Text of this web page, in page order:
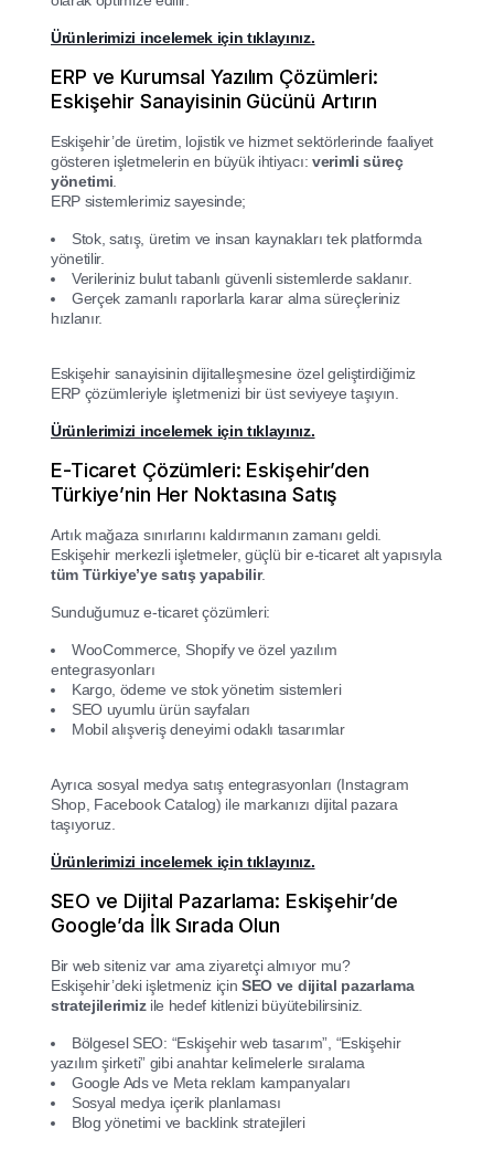
Ürünlerimizi incelemek için tıklayınız.
ERP ve Kurumsal Yazılım Çözümleri:
Eskişehir Sanayisinin Gücünü Artırın
Eskişehir’de üretim, lojistik ve hizmet sektörlerinde faaliyet
gösteren işletmelerin en büyük ihtiyacı: verimli süreç
yönetimi
ERP sistemlerimiz sayesinde;
Stok, satış, üretim ve insan kaynakları tek platformda
yönetilir.
Verileriniz bulut tabanlı güvenli sistemlerde saklanır.
Gerçek zamanlı raporlarla karar alma süreçleriniz
hızlanır.
Eskişehir sanayisinin dijitalleşmesine özel geliştirdiğimiz
ERP çözümleriyle işletmenizi bir üst seviyeye taşıyın.
Ürünlerimizi incelemek için tıklayınız.
E-Ticaret Çözümleri: Eskişehir’den
Türkiye’nin Her Noktasına Satış
Artık mağaza sınırlarını kaldırmanın zamanı geldi.
Eskişehir merkezli işletmeler, güçlü bir e-ticaret alt yapısıyla
tüm Türkiye’ye satış yapabilir.
Sunduğumuz e-ticaret çözümleri:
WooCommerce, Shopify ve özel yazılım
entegrasyonları
Kargo, ödeme ve stok yönetim sistemleri
SEO uyumlu ürün sayfaları
Mobil alışveriş deneyimi odaklı tasarımlar
Ayrıca sosyal medya satış entegrasyonları (Instagram
Shop, Facebook Catalog) ile markanızı dijital pazara
taşıyoruz.
Ürünlerimizi incelemek için tıklayınız.
SEO ve Dijital Pazarlama: Eskişehir’de
Google’da İlk Sırada Olun
Bir web siteniz var ama ziyaretçi almıyor mu?
Eskişehir’deki işletmeniz içinSEO ve dijital pazarlama
stratejilerimizile hedef kitlenizi büyütebilirsiniz.
Bölgesel SEO: “Eskişehir web tasarım”, “Eskişehir
yazılım şirketi” gibi anahtar kelimelerle sıralama
Google Ads ve Meta reklam kampanyaları
Sosyal medya içerik planlaması
Blog yönetimi ve backlink stratejileri